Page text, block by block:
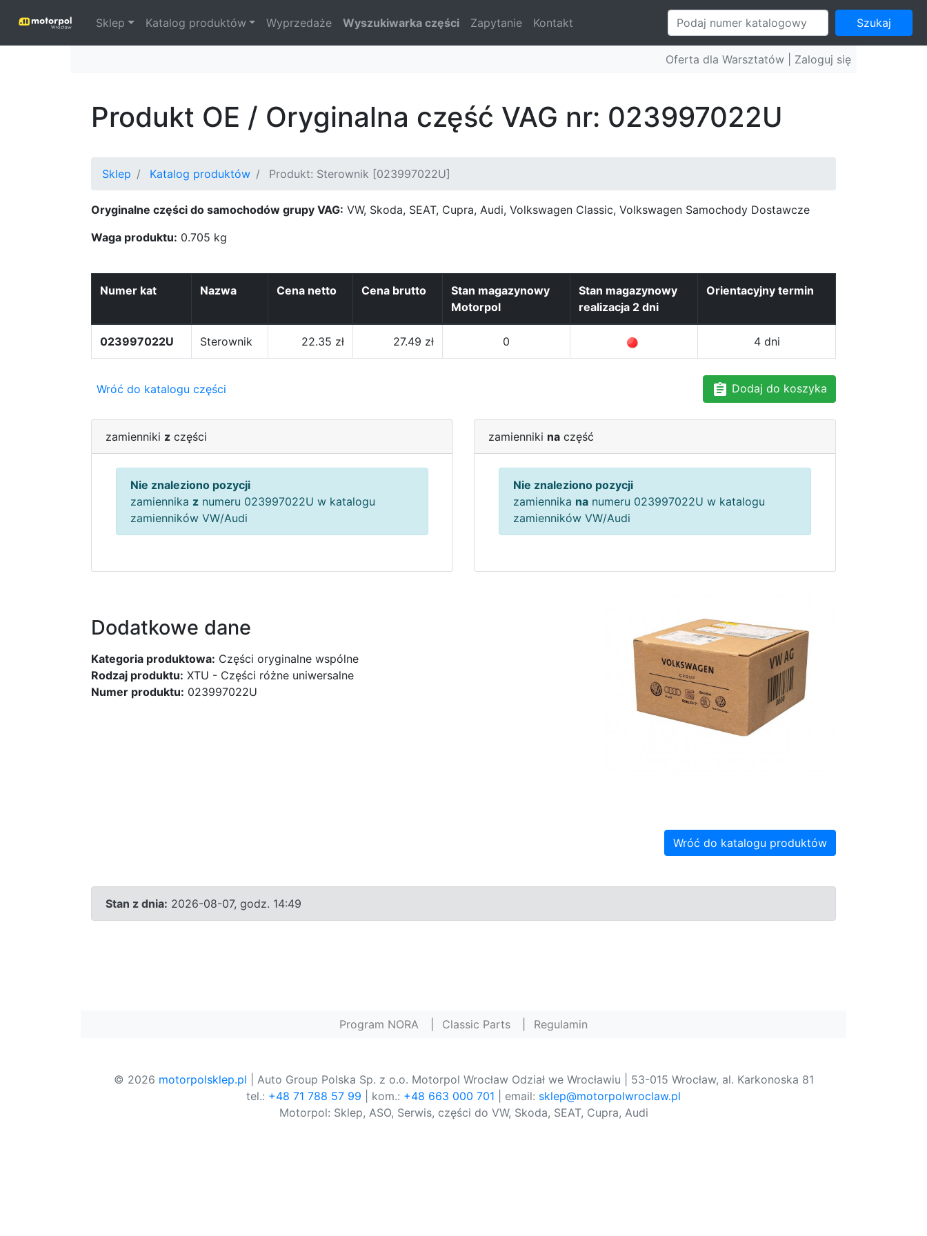
Sklep Katalog produktów Wyprzedaże Wyszukiwarka części Zapytanie Kontakt Szukaj
Oferta dla Warsztatów | Zaloguj się
Produkt OE / Oryginalna część VAG nr: 023997022U
Sklep Katalog produktów Produkt: Sterownik [023997022U]
Oryginalne części do samochodów grupy VAG: VW, Skoda, SEAT, Cupra, Audi, Volkswagen Classic, Volkswagen Samochody Dostawcze
Waga produktu: 0.705 kg
Numer kat Nazwa Cena netto Cena brutto
Stan magazynowy
Motorpol
Stan magazynowy
realizacja 2 dni
Orientacyjny termin
023997022U Sterownik 22.35 zł 27.49 zł 0 4 dni
Wróć do katalogu części Dodaj do koszyka
zamienniki z części
Nie znaleziono pozycji
zamiennika z numeru 023997022U w katalogu
zamienników VW/Audi
zamienniki na część
Nie znaleziono pozycji
zamiennika na numeru 023997022U w katalogu
zamienników VW/Audi
Dodatkowe dane
Kategoria produktowa: Części oryginalne wspólne
Rodzaj produktu: XTU - Części różne uniwersalne
Numer produktu: 023997022U
Wróć do katalogu produktów
Stan z dnia: 2026-08-07, godz. 14:49
Program NORA Classic Parts Regulamin
© 2026 motorpolsklep.pl | Auto Group Polska Sp. z o.o. Motorpol Wrocław Odział we Wrocławiu | 53-015 Wrocław, al. Karkonoska 81
tel.: +48 71 788 57 99 | kom.: +48 663 000 701 | email: sklep@motorpolwroclaw.pl
Motorpol: Sklep, ASO, Serwis, części do VW, Skoda, SEAT, Cupra, Audi